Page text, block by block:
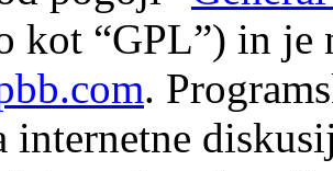
kot “GPL”) in
.
internetne